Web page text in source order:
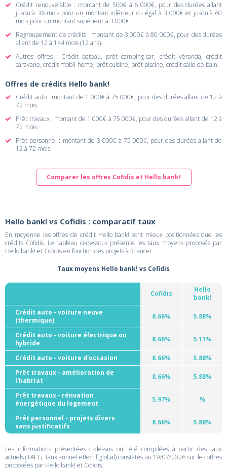
Crédit renouvelable : montant de 500€ à 6 000€, pour des durées allant
jusqu'à 36 mois pour un montant inférieur ou égal à 3 000€ et jusqu'à 60
mois pour un montant supérieur à 3 000€.
Regroupement de crédits : montant de 3 000€ à 80 000€, pour des durées
allant de 12 à 144 mois (12 ans).
Autres offres : Crédit bateau, prêt camping-car, crédit véranda, crédit
caravane, crédit mobil-home, prêt cuisine, prêt piscine, crédit salle de bain.
Offres de crédits Hello bank!
Crédit auto : montant de 1 000€ à 75 000€, pour des durées allant de 12 à
72 mois.
Prêt travaux : montant de 1 000€ à 75 000€, pour des durées allant de 12 à
72 mois.
Prêt personnel : montant de 3 000€ à 75 000€, pour des durées allant de
12 à 72 mois.
Comparer les offres Cofidis et Hello bank!
Hello bank! vs Cofidis : comparatif taux
En moyenne les offres de crédit Hello bank! sont mieux positionnées que les
crédits Cofidis. Le tableau ci-dessous présente les taux moyens proposés par
Hello bank! et Cofidis en fonction des projets à financer.
Taux moyens Hello bank! vs Cofidis
Cofidis
Hello
bank!
Crédit auto - voiture neuve
(thermique)
8.66% 5.88%
Crédit auto - voiture électrique ou
hybride
8.66% 5.11%
Crédit auto - voiture d'occasion 8.66%
5.88%
Prêt travaux - amélioration de
l'habitat
8.66% 5.88%
Prêt travaux - rénvation
énergétique du logement
5.97% %
Prêt personnel - projets divers
sans justificatifs
8.66% 5.88%
Les informations présentées ci-dessus ont été compilées à partir des taux
actuels (TAEG, taux annuel effectif global) constatés au 19/07/2026 sur les offres
proposées par Hello bank! et Cofidis.